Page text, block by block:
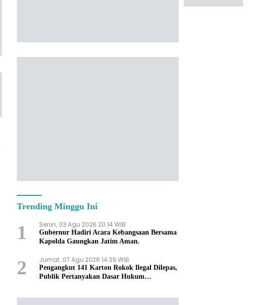
Trending Minggu Ini
1 Senin, 03 Agu 2026 20:14 WIB
Gubernur Hadiri Acara Kebangsaan Bersama
Kapolda Gaungkan Jatim Aman.
2 Jumat, 07 Agu 2026 14:39 WIB
Pengangkut 141 Karton Rokok Ilegal Dilepas,
Publik Pertanyakan Dasar Hukum